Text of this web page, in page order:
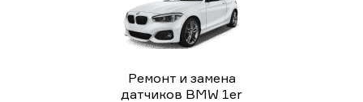
Ремонт и замена
датчиков BMW 1er